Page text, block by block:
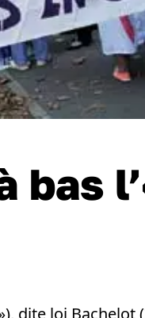
bas
dite loi Bachelot